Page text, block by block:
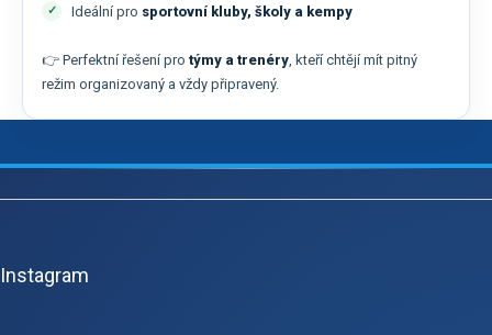
Ideální pro sportovní kluby, školy a kempy
👉 Perfektní řešení pro týmy a trenéry, kteří chtějí mít pitný
režim organizovaný a vždy připravený.
Z
Instagram